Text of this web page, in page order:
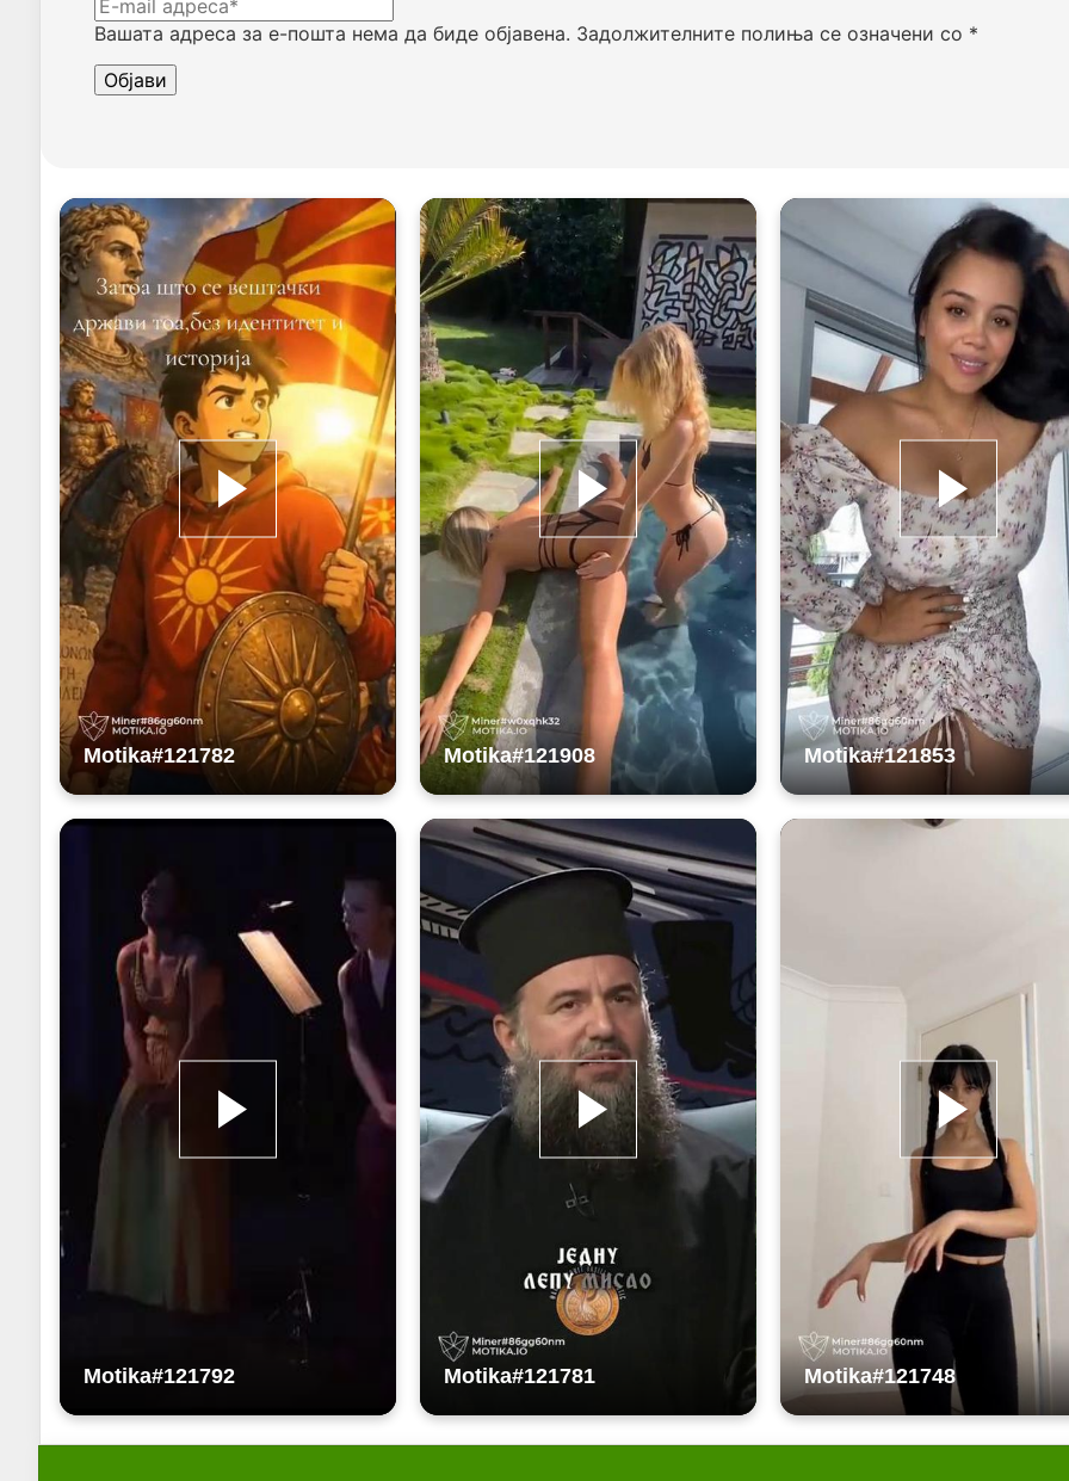
Вашата адреса за е-пошта нема да биде објавена. Задолжителните полиња се означени со *